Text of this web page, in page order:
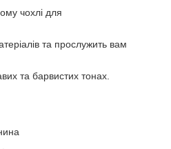
чохлі для
та прослужить вам
та барвистих тонах.